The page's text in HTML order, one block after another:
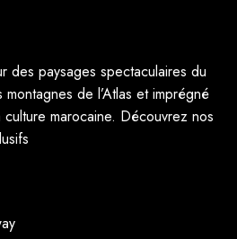
des paysages spectaculaires du
de l’Atlas et imprégné
marocaine. Découvrez nos